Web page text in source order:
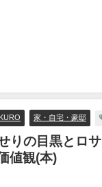
家・自宅・豪邸
りの目黒とロ
値観(本)